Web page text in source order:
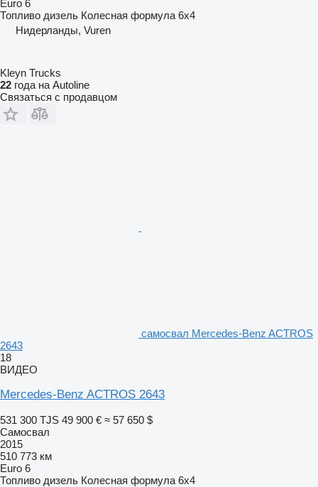
Euro 6
Топливо дизель Колесная формула 6x4
Нидерланды, Vuren
Kleyn Trucks
22 года на Autoline
Связаться с продавцом
самосвал Mercedes-Benz ACTROS
2643
18
ВИДЕО
Mercedes-Benz ACTROS 2643
531 300 TJS 49 900 € ≈ 57 650 $
Самосвал
2015
510 773 км
Euro 6
Топливо дизель Колесная формула 6x4